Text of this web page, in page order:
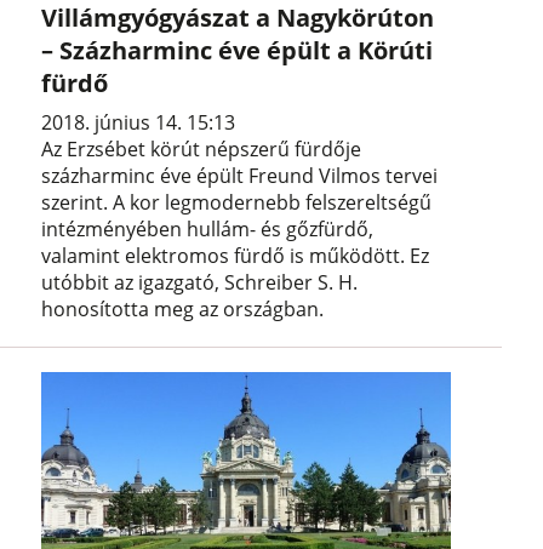
Villámgyógyászat a Nagykörúton
– Százharminc éve épült a Körúti
fürdő
2018. június 14. 15:13
Az Erzsébet körút népszerű fürdője
százharminc éve épült Freund Vilmos tervei
szerint. A kor legmodernebb felszereltségű
intézményében hullám- és gőzfürdő,
valamint elektromos fürdő is működött. Ez
utóbbit az igazgató, Schreiber S. H.
honosította meg az országban.